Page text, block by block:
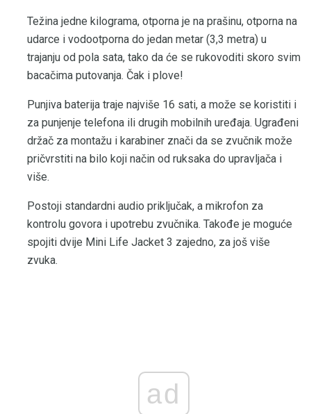
Težina jedne kilograma, otporna je na prašinu, otporna na
udarce i vodootporna do jedan metar (3,3 metra) u
trajanju od pola sata, tako da će se rukovoditi skoro svim
bacačima putovanja. Čak i plove!
Punjiva baterija traje najviše 16 sati, a može se koristiti i
za punjenje telefona ili drugih mobilnih uređaja. Ugrađeni
držač za montažu i karabiner znači da se zvučnik može
pričvrstiti na bilo koji način od ruksaka do upravljača i
više.
Postoji standardni audio priključak, a mikrofon za
kontrolu govora i upotrebu zvučnika. Takođe je moguće
spojiti dvije Mini Life Jacket 3 zajedno, za još više
zvuka.
ad